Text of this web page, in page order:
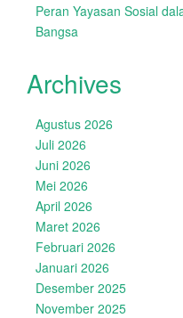
Peran Yayasan Sosial
Bangsa
Archives
Agustus 2026
Juli 2026
Juni 2026
Mei 2026
April 2026
Maret 2026
Februari 2026
Januari 2026
Desember 2025
November 2025